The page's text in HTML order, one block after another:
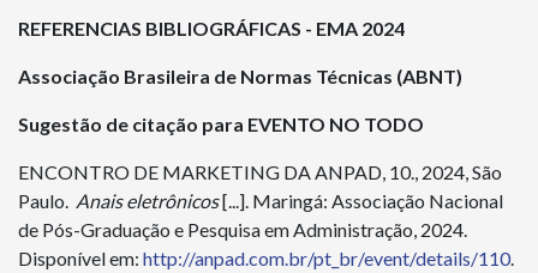
REFERENCIAS BIBLIOGRÁFICAS - EMA 2024
Associação Brasileira de Normas Técnicas (ABNT)
Sugestão de citação para EVENTO NO TODO
ENCONTRO DE MARKETING DA ANPAD, 10., 2024, São
Paulo. Anais eletrônicos[...]. Maringá: Associação Nacional
de Pós-Graduação e Pesquisa em Administração, 2024.
Disponível em: http://anpad.com.br/pt_br/event/details/110.